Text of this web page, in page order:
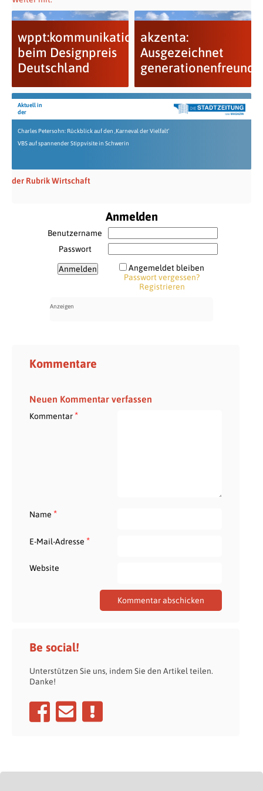
wppt:kommunikation
beim Designpreis
Deutschland
akzenta:
Ausgezeichnet
Aktuell in
der
Charles Petersohn: Rückblick auf den ‚Karneval der Vielfalt‘
VBS auf spannender Stippvisite in Schwerin
der Rubrik Wirtschaft
Anmelden
Benutzername
Passwort
Angemeldet bleiben
Passwort vergessen?
Registrieren
Kommentare
Neuen Kommentar verfassen
Kommentar*
Name *
E-Mail-Adresse *
Website
Be social!
Unterstützen Sie uns, indem Sie den Artikel teilen.
Danke!